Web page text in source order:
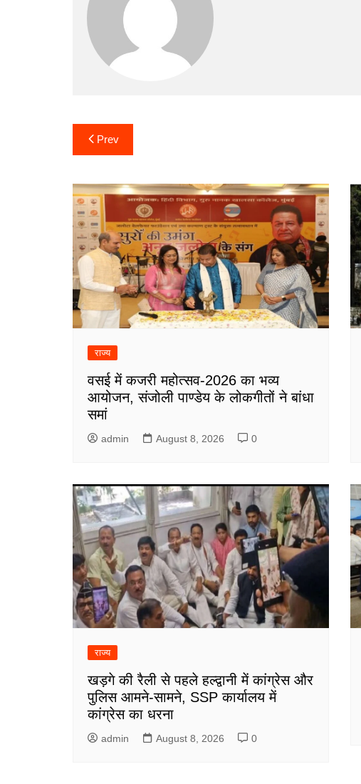
Post
navigation
Prev
राज्य
वसई में कजरी महोत्सव-2026 का भव्य
आयोजन, संजोली पाण्डेय के लोकगीतों ने बांधा
समां
admin August 8, 2026 0
राज्य
खड़गे की रैली से पहले हल्द्वानी में कांग्रेस और
पुलिस आमने-सामने, SSP कार्यालय में
कांग्रेस का धरना
admin August 8, 2026 0